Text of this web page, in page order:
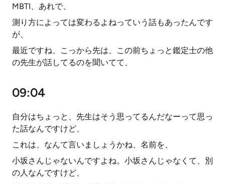
MBTI、あれで、
測り方によっては変わるよねっていう話もあったんです
が、
最近ですね、こっから先は、この前ちょっと鑑定士の他
の先生が話してるのを聞いてて、
09:04
自分はちょっと、先生はそう思ってるんだなーって思っ
た話なんですけど、
これは、なんて言いましょうかね、名前を、
小坂さんじゃないんですよね。小坂さんじゃなくて、別
の人なんですけど、